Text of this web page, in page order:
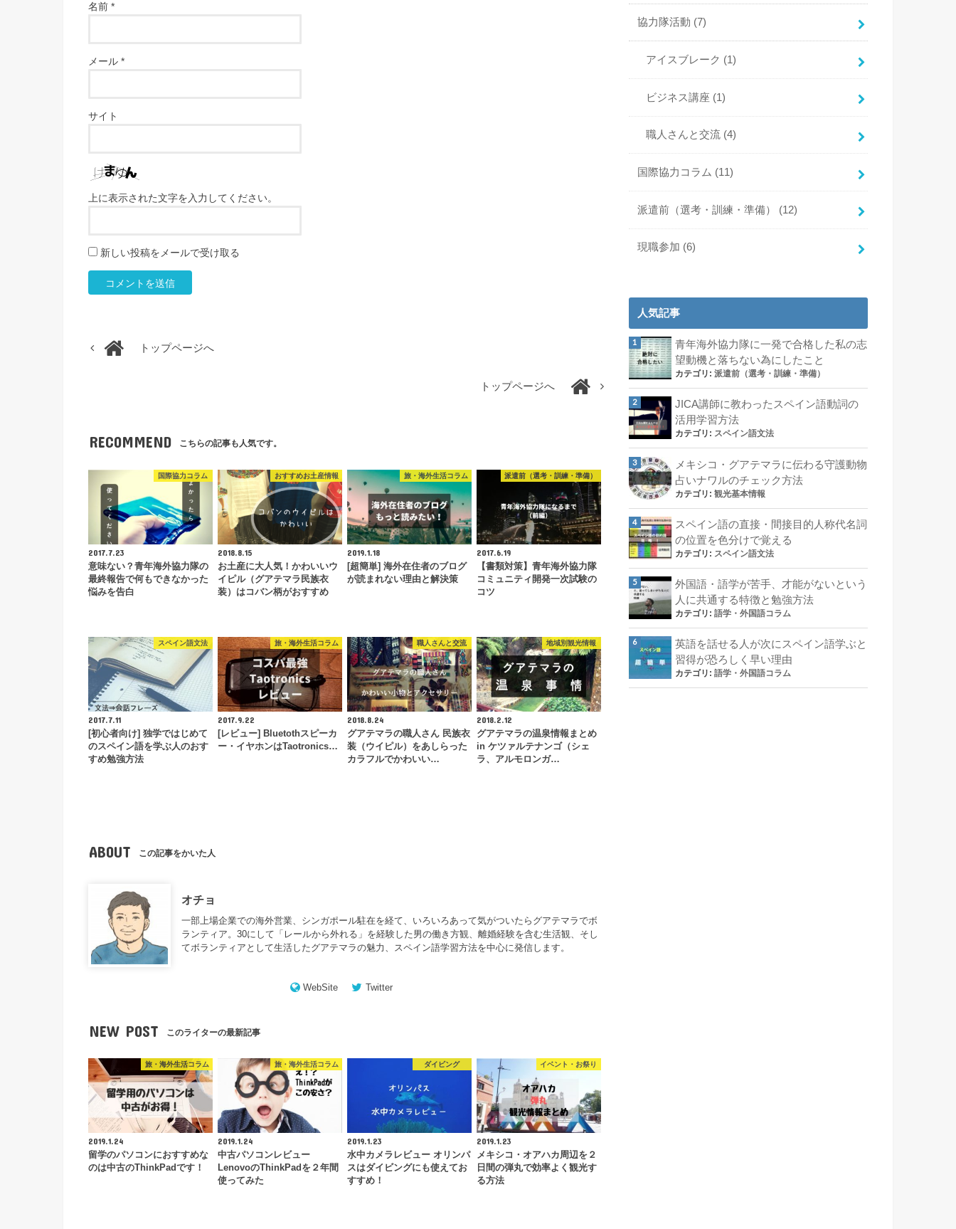
名前 *
メール *
サイト
上に表示された文字を入力してください。
新しい投稿をメールで受け取る
トップページへ
トップページへ
RECOMMEND こちらの記事も人気です。
国際協力コラム
2017.7.23
意味ない？青年海外協力隊の
最終報告で何もできなかった
悩みを告白
おすすめお土産情報
2018.8.15
お土産に大人気！かわいいウ
イピル（グアテマラ民族衣
装）はコバン柄がおすすめ
旅・海外生活コラム
2019.1.18
[超簡単] 海外在住者のブログ
が読まれない理由と解決策
派遣前（選考・訓練・準備）
2017.6.19
【書類対策】青年海外協力隊
コミュニティ開発一次試験の
コツ
スペイン語文法
2017.7.11
[初心者向け] 独学ではじめて
のスペイン語を学ぶ人のおす
すめ勉強方法
旅・海外生活コラム
2017.9.22
[レビュー] Bluetothスピーカ
ー・イヤホンはTaotronics…
職人さんと交流
2018.8.24
グアテマラの職人さん 民族衣
装（ウイピル）をあしらった
カラフルでかわいい…
地域別観光情報
2018.2.12
グアテマラの温泉情報まとめ
in ケツァルテナンゴ（シェ
ラ、アルモロンガ…
ABOUT この記事をかいた人
オチョ
一部上場企業での海外営業、シンガポール駐在を経て、いろいろあって気がついたらグアテマラでボ
ランティア。30にして「レールから外れる」を経験した男の働き方観、離婚経験を含む生活観、そし
てボランティアとして生活したグアテマラの魅力、スペイン語学習方法を中心に発信します。
WebSite Twitter
NEW POST このライターの最新記事
旅・海外生活コラム
2019.1.24
留学のパソコンにおすすめな
のは中古のThinkPadです！
旅・海外生活コラム
2019.1.24
中古パソコンレビュー
LenovoのThinkPadを２年間
使ってみた
ダイビング
2019.1.23
水中カメラレビュー オリンパ
スはダイビングにも使えてお
すすめ！
イベント・お祭り
2019.1.23
メキシコ・オアハカ周辺を２
日間の弾丸で効率よく観光す
る方法
協力隊活動 (7)
アイスブレーク (1)
ビジネス講座 (1)
職人さんと交流 (4)
国際協力コラム (11)
派遣前（選考・訓練・準備） (12)
現職参加 (6)
人気記事
青年海外協力隊に一発で合格した私の志
望動機と落ちない為にしたこと
カテゴリ: 派遣前（選考・訓練・準備）
JICA講師に教わったスペイン語動詞の
活用学習方法
カテゴリ: スペイン語文法
メキシコ・グアテマラに伝わる守護動物
占いナワルのチェック方法
カテゴリ: 観光基本情報
スペイン語の直接・間接目的人称代名詞
の位置を色分けで覚える
カテゴリ: スペイン語文法
外国語・語学が苦手、才能がないという
人に共通する特徴と勉強方法
カテゴリ: 語学・外国語コラム
英語を話せる人が次にスペイン語学ぶと
習得が恐ろしく早い理由
カテゴリ: 語学・外国語コラム